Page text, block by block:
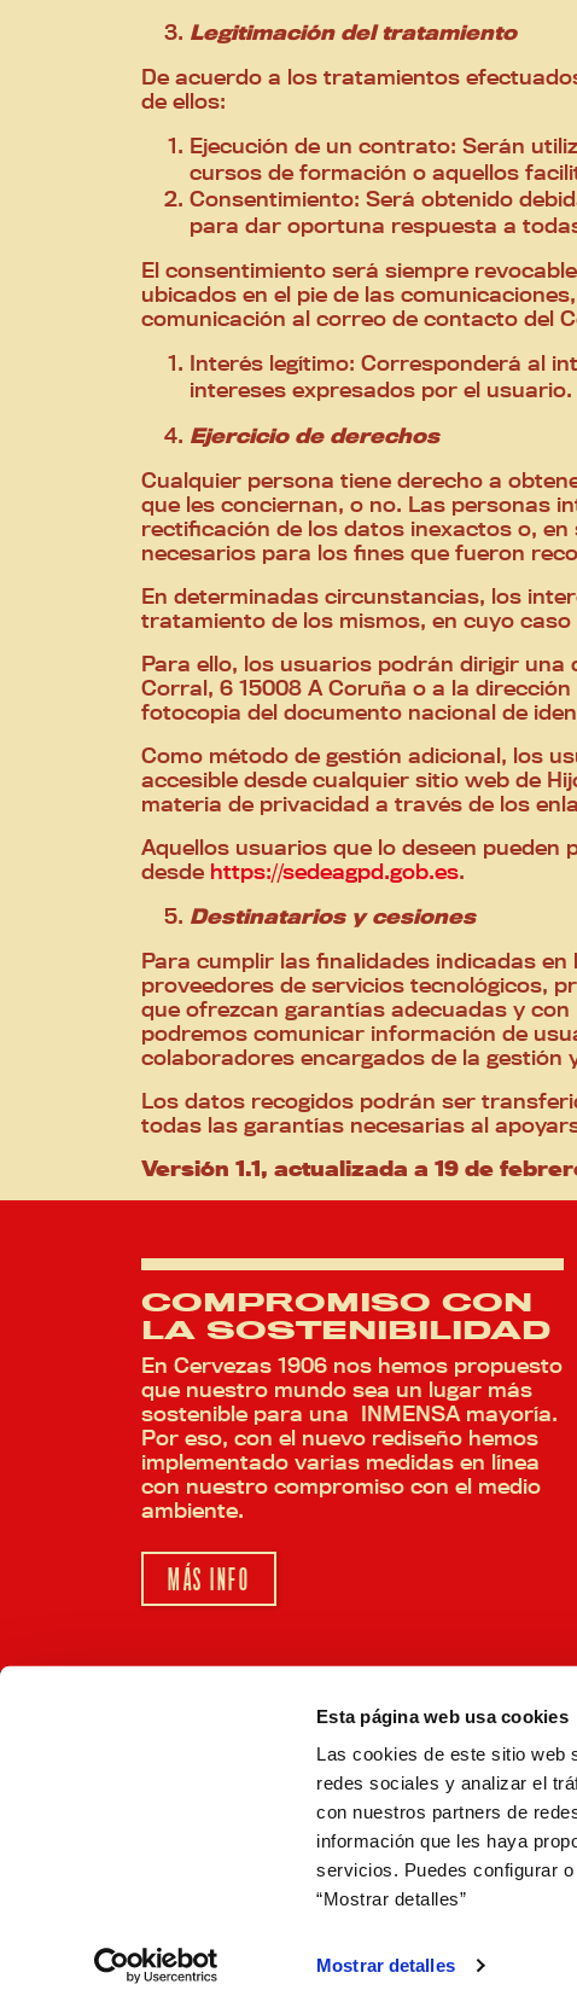
Esta página web usa cookies
Las cookies de este sitio web
redes sociales y analizar el
con nuestros partners de
información que les haya
servicios. Puedes configurar
“Mostrar detalles”
Mostrar detalles
Legitimación del tratamiento
De acuerdo a los tratamientos
de ellos:
Ejecución de un contrato: Serán
cursos de formación o aquellos
Consentimiento: Será obtenido
para dar oportuna respuesta a
El consentimiento será siempre
ubicados en el pie de las
comunicación al correo de contacto del
Interés legítimo: Corresponderá al
intereses expresados por el usuario.
Ejercicio de derechos
Cualquier persona tiene derecho a
que les conciernan, o no. Las personas
rectificación de los datos inexactos o,
necesarios para los fines que fueron
En determinadas circunstancias, los
tratamiento de los mismos, en cuyo
Para ello, los usuarios podrán dirigir
Corral, 6 15008 A Coruña o a la
fotocopia del documento nacional de
Como método de gestión adicional, los
accesible desde cualquier sitio web de
materia de privacidad a través de los
Aquellos usuarios que lo deseen
desde https://sedeagpd.gob.es.
Destinatarios y cesiones
Para cumplir las finalidades indicadas
proveedores de servicios tecnológicos,
que ofrezcan garantías adecuadas y
podremos comunicar información de
colaboradores encargados de la gestión
Los datos recogidos podrán ser
todas las garantías necesarias al
Versión 1.1, actualizada a 19 de
COMPROMISO CON
LA SOSTENIBILIDAD
En Cervezas 1906 nos hemos propuesto
que nuestro mundo sea un lugar más
sostenible para una INMENSA mayoría.
Por eso, con el nuevo rediseño hemos
implementado varias medidas en línea
con nuestro compromiso con el medio
ambiente.
MÁS INFO
Red Vintage Black Coupage
Estrella Galicia 00
SON
Estrella Galicia
responsable.